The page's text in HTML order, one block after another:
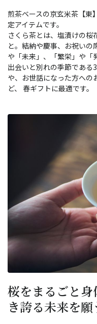
煎茶ベースの京玄米茶【東
定アイテムです。
さくら茶とは、塩漬けの桜
と。結納や慶事、お祝いの
や「未来」、「繁栄」や「
出会いと別れの季節である
や、お世話になった方への
ど、 春ギフトに最適です。
桜をまるごと
き誇る未来を